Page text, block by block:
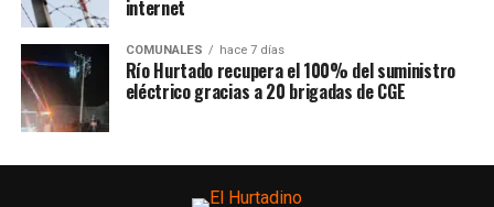
internet
COMUNALES hace 7 días
Río Hurtado recupera el 100% del suministro
eléctrico gracias a 20 brigadas de CGE